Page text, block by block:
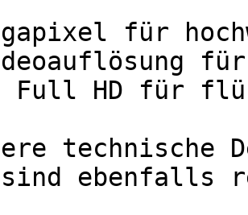
für
Full HD für
technische
sind ebenfalls